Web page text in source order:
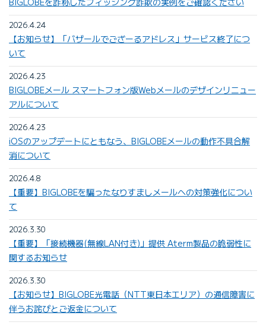
2026.4.24
【お知らせ】「バザールでござーるアドレス」サービス終了につ
いて
2026.4.23
BIGLOBEメール スマートフォン版Webメールのデザインリニュー
アルについて
2026.4.23
iOSのアップデートにともなう、BIGLOBEメールの動作不具合解
消について
2026.4.8
【重要】BIGLOBEを騙ったなりすましメールへの対策強化につい
て
2026.3.30
【重要】「接続機器(無線LAN付き)」提供 Aterm製品の脆弱性に
関するお知らせ
2026.3.30
【お知らせ】BIGLOBE光電話（NTT東日本エリア）の通信障害に
伴うお詫びとご返金について